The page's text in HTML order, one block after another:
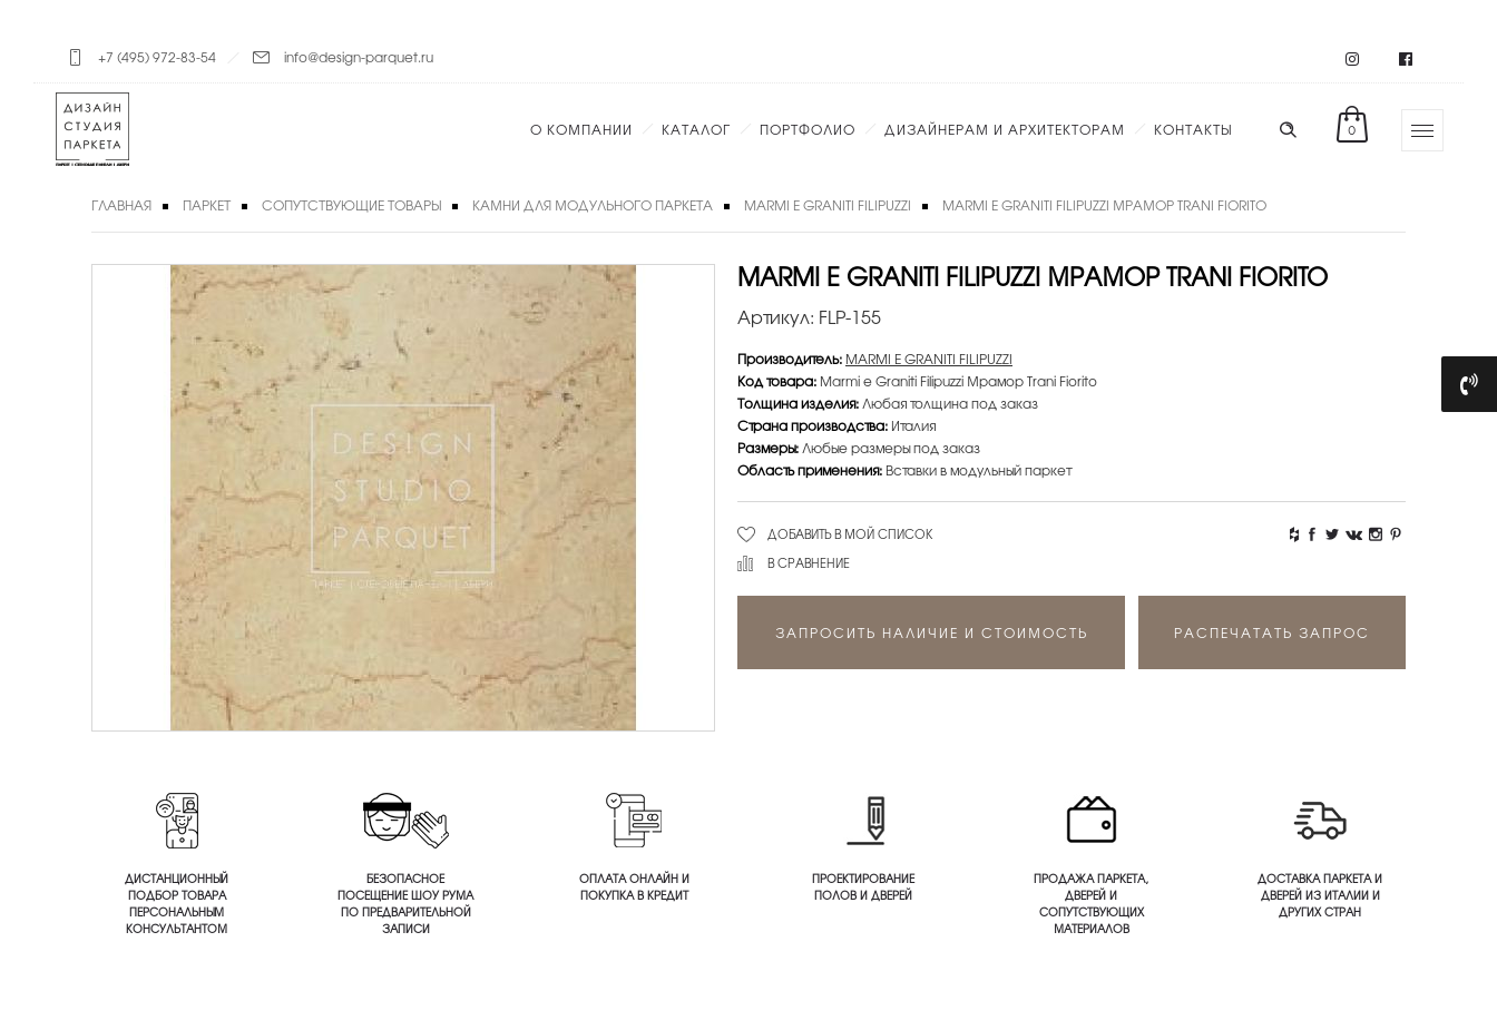
+7 (495) 972-83-54 info@design-parquet.ru
0
О КОМПАНИИ КАТАЛОГ ПОРТФОЛИО ДИЗАЙНЕРАМ И АРХИТЕКТОРАМ КОНТАКТЫ
ГЛАВНАЯ ПАРКЕТ СОПУТСТВУЮЩИЕ ТОВАРЫ КАМНИ ДЛЯ МОДУЛЬНОГО ПАРКЕТА MARMI E GRANITI FILIPUZZI MARMI E GRANITI FILIPUZZI МРАМОР TRANI FIORITO
MARMI E GRANITI FILIPUZZI МРАМОР TRANI FIORITO
Артикул: FLP-155
Производитель: MARMI E GRANITI FILIPUZZI
Код товара: Marmi e Graniti Filipuzzi Мрамор Trani Fiorito
Толщина изделия:Любая толщина под заказ
Страна производства: Италия
Размеры:Любые размеры под заказ
Область применения: Вставки в модульный паркет
ДОБАВИТЬ В МОЙ СПИСОК
В СРАВНЕНИЕ
ЗАПРОСИТЬ НАЛИЧИЕ И СТОИМОСТЬ РАСПЕЧАТАТЬ ЗАПРОС
ДИСТАНЦИОННЫЙ
ПОДБОР ТОВАРА
ПЕРСОНАЛЬНЫМ
КОНСУЛЬТАНТОМ
БЕЗОПАСНОЕ
ПОСЕЩЕНИЕ ШОУ РУМА
ПО ПРЕДВАРИТЕЛЬНОЙ
ЗАПИСИ
ОПЛАТА ОНЛАЙН И
ПОКУПКА В КРЕДИТ
ПРОЕКТИРОВАНИЕ
ПОЛОВ И ДВЕРЕЙ
ПРОДАЖА ПАРКЕТА,
ДВЕРЕЙ И
СОПУТСТВУЮЩИХ
МАТЕРИАЛОВ
ДОСТАВКА ПАРКЕТА И
ДВЕРЕЙ ИЗ ИТАЛИИ И
ДРУГИХ СТРАН